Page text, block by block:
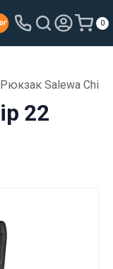
0
Рюкзак Salewa Chip
22